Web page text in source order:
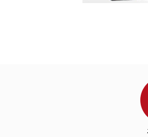
数据，用于监测
· Benefits of hyperspectral imaging for plant
Protection.https://doi.org/10.1007/s41348-
· Detection of biotic and abiotic stresses in
· A new approach for the modelling of